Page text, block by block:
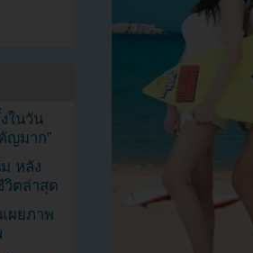
ในวัน
ญมาก”
หลัง
ตล่าสุด
ผยภาพ